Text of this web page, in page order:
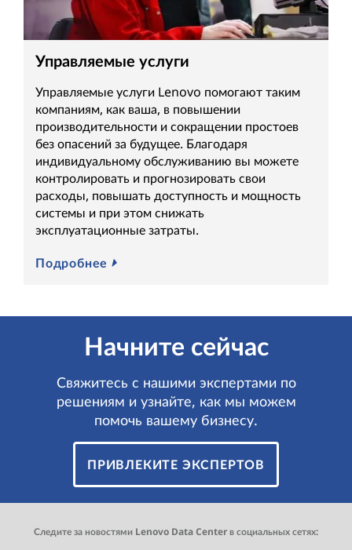
Управляемые услуги
Управляемые услуги Lenovo помогают таким
компаниям, как ваша, в повышении
производительности и сокращении простоев
без опасений за будущее. Благодаря
индивидуальному обслуживанию вы можете
контролировать и прогнозировать свои
расходы, повышать доступность и мощность
системы и при этом снижать
эксплуатационные затраты.
Подробнее
Начните сейчас
Свяжитесь с нашими экспертами по
решениям и узнайте, как мы можем
помочь вашему бизнесу.
ПРИВЛЕКИТЕ ЭКСПЕРТОВ
Следите за новостями Lenovo Data Center в социальных сетях: